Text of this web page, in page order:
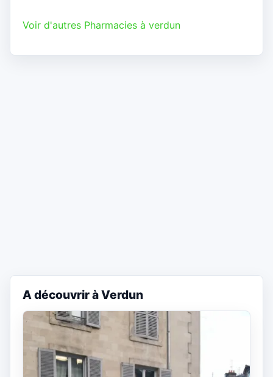
Voir d'autres Pharmacies à verdun
A découvrir à Verdun